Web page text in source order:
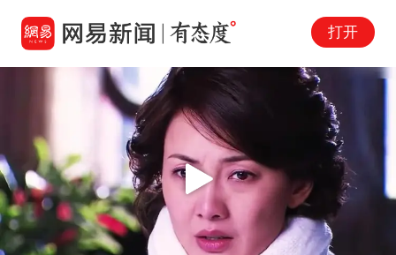
打开
Play